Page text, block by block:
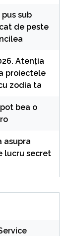
sub
de peste
Atenția
proiectele
zodia ta
bea o
asupra
lucru secret